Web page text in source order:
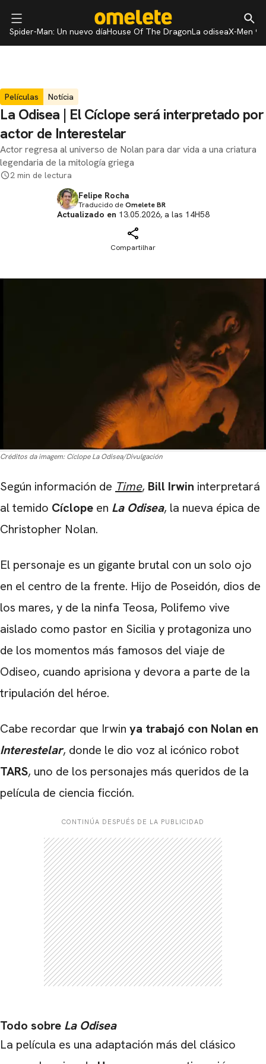
Spider-Man: Un nuevo díaHouse Of The DragonLa odiseaX-Men 97
Películas Notícia
La Odisea | El Cíclope será interpretado por
actor de Interestelar
Actor regresa al universo de Nolan para dar vida a una criatura
legendaria de la mitología griega
2 min de lectura
Felipe Rocha
Traducido deOmelete BR
Actualizado en 13.05.2026, a las 14H58
Compartilhar
Créditos da imagem: Cíclope La Odisea/Divulgación
Según información de Time, Bill Irwin interpretará
al temido Cíclope en La Odisea, la nueva épica de
Christopher Nolan.
El personaje es un gigante brutal con un solo ojo
en el centro de la frente. Hijo de Poseidón, dios de
los mares, y de la ninfa Teosa, Polifemo vive
aislado como pastor en Sicilia y protagoniza uno
de los momentos más famosos del viaje de
Odiseo, cuando aprisiona y devora a parte de la
tripulación del héroe.
Cabe recordar que Irwin ya trabajó con Nolan en
Interestelar, donde le dio voz al icónico robot
TARS, uno de los personajes más queridos de la
película de ciencia ficción.
CONTINÚA DESPUÉS DE LA PUBLICIDAD
Todo sobre La Odisea
La película es una adaptación más del clásico